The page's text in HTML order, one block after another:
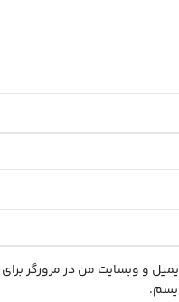
و وبسایت من در مرورگر